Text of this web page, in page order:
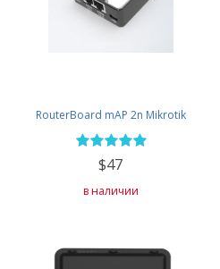
RouterBoard mAP 2n Mikrotik
$47
в наличии